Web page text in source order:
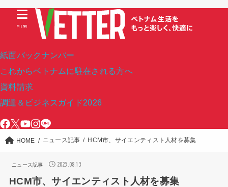
紙面バックナンバー
これからベトナムに駐在される方へ
資料請求
調達＆ビジネスガイド2026
MENU
HOME ニュース記事 HCM市、サイエンティスト人材を募集
ニュース記事 2023.08.13
HCM市、サイエンティスト人材を募集